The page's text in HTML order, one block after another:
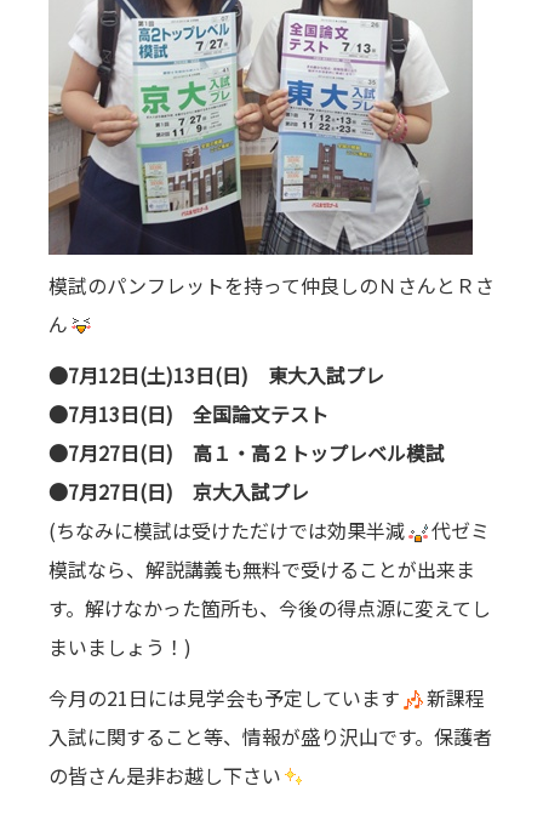
模試のパンフレットを持って仲良しのＮさんとＲさ
ん
●7月12日(土)13日(日) 東大入試プレ
●7月13日(日) 全国論文テスト
●7月27日(日) 高１・高２トップレベル模試
●7月27日(日) 京大入試プレ
(ちなみに模試は受けただけでは効果半減
代ゼミ
模試なら、解説講義も無料で受けることが出来ま
す。解けなかった箇所も、今後の得点源に変えてし
まいましょう！)
今月の21日には見学会も予定しています
新課程
入試に関すること等、情報が盛り沢山です。保護者
の皆さん是非お越し下さい